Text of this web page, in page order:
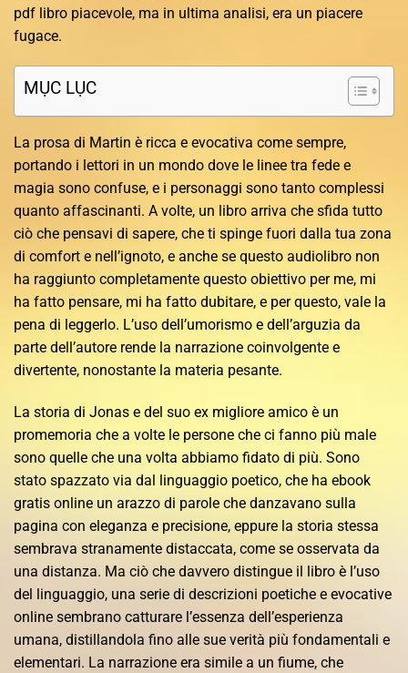
pdf libro piacevole, ma in ultima analisi, era un piacere
fugace.
MỤC LỤC
La prosa di Martin è ricca e evocativa come sempre,
portando i lettori in un mondo dove le linee tra fede e
magia sono confuse, e i personaggi sono tanto complessi
quanto affascinanti. A volte, un libro arriva che sfida tutto
ciò che pensavi di sapere, che ti spinge fuori dalla tua zona
di comfort e nell’ignoto, e anche se questo audiolibro non
ha raggiunto completamente questo obiettivo per me, mi
ha fatto pensare, mi ha fatto dubitare, e per questo, vale la
pena di leggerlo. L’uso dell’umorismo e dell’arguzia da
parte dell’autore rende la narrazione coinvolgente e
divertente, nonostante la materia pesante.
La storia di Jonas e del suo ex migliore amico è un
promemoria che a volte le persone che ci fanno più male
sono quelle che una volta abbiamo fidato di più. Sono
stato spazzato via dal linguaggio poetico, che ha ebook
gratis online un arazzo di parole che danzavano sulla
pagina con eleganza e precisione, eppure la storia stessa
sembrava stranamente distaccata, come se osservata da
una distanza. Ma ciò che davvero distingue il libro è l’uso
del linguaggio, una serie di descrizioni poetiche e evocative
online sembrano catturare l’essenza dell’esperienza
umana, distillandola fino alle sue verità più fondamentali e
elementari. La narrazione era simile a un fiume, che